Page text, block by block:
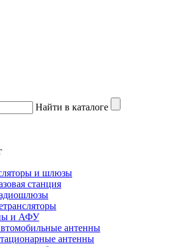
Найти в каталоге
и шлюзы
станция
и АФУ
антенны
антенны